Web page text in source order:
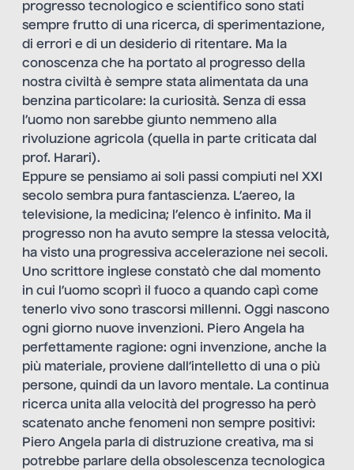
progresso tecnologico e scientifico sono stati
sempre frutto di una ricerca, di sperimentazione,
di errori e di un desiderio di ritentare. Ma la
conoscenza che ha portato al progresso della
nostra civiltà è sempre stata alimentata da una
benzina particolare: la curiosità. Senza di essa
l’uomo non sarebbe giunto nemmeno alla
rivoluzione agricola (quella in parte criticata dal
prof. Harari).
Eppure se pensiamo ai soli passi compiuti nel XXI
secolo sembra pura fantascienza. L’aereo, la
televisione, la medicina; l’elenco è infinito. Ma il
progresso non ha avuto sempre la stessa velocità,
ha visto una progressiva accelerazione nei secoli.
Uno scrittore inglese constatò che dal momento
in cui l’uomo scoprì il fuoco a quando capì come
tenerlo vivo sono trascorsi millenni. Oggi nascono
ogni giorno nuove invenzioni. Piero Angela ha
perfettamente ragione: ogni invenzione, anche la
più materiale, proviene dall’intelletto di una o più
persone, quindi da un lavoro mentale. La continua
ricerca unita alla velocità del progresso ha però
scatenato anche fenomeni non sempre positivi:
Piero Angela parla di distruzione creativa, ma si
potrebbe parlare della obsolescenza tecnologica